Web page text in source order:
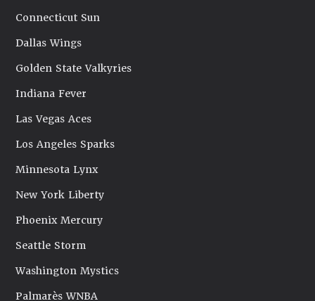
Connecticut Sun
Dallas Wings
Golden State Valkyries
Indiana Fever
Las Vegas Aces
Los Angeles Sparks
Minnesota Lynx
New York Liberty
Phoenix Mercury
Seattle Storm
Washington Mystics
Palmarès WNBA